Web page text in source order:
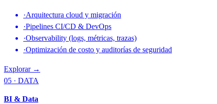
·Arquitectura cloud y migración
·Pipelines CI/CD & DevOps
·Observability (logs, métricas, trazas)
·Optimización de costo y auditorías de seguridad
Explorar →
05 · DATA
BI & Data